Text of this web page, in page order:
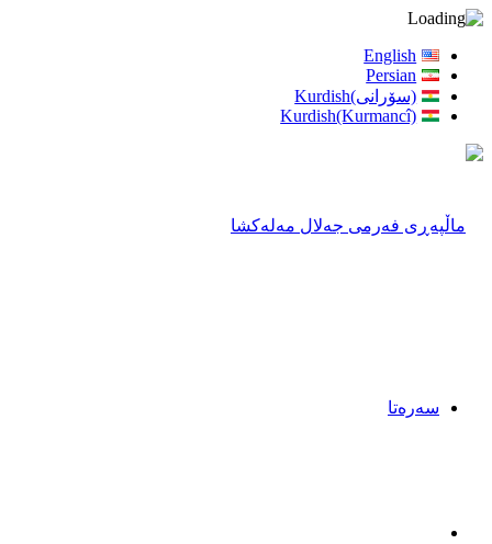
English
Persian
(سۆرانی)Kurdish
Kurdish(Kurmancî)
سەرەتا